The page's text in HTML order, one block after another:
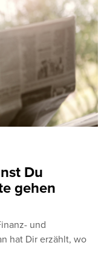
Du
gehen
und
hat Dir erzählt, wo